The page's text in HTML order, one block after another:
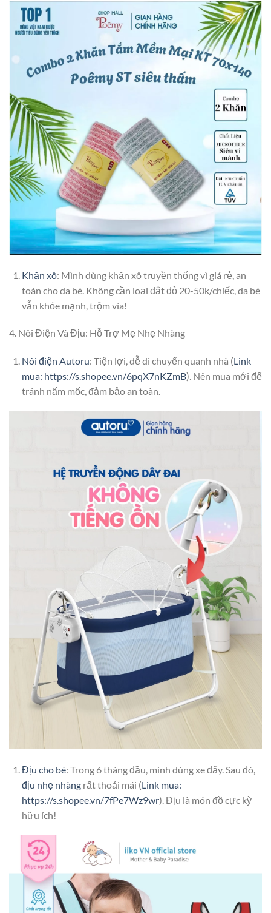
Khăn xô: Mình dùng khăn xô truyền thống vì giá rẻ, an
toàn cho da bé. Không cần loại đắt đỏ 20-50k/chiếc, da bé
vẫn khỏe mạnh, trộm vía!
4. Nôi Điện Và Địu: Hỗ Trợ Mẹ Nhẹ Nhàng
Nôi điện Autoru: Tiện lợi, dễ di chuyển quanh nhà (Link
mua: https://s.shopee.vn/6pqX7nKZmB). Nên mua mới để
tránh nấm mốc, đảm bảo an toàn.
Địu cho bé: Trong 6 tháng đầu, mình dùng xe đẩy. Sau đó,
địu nhẹ nhàngrất thoải mái (Link mua:
https://s.shopee.vn/7fPe7Wz9wr). Địu là món đồ cực kỳ
hữu ích!